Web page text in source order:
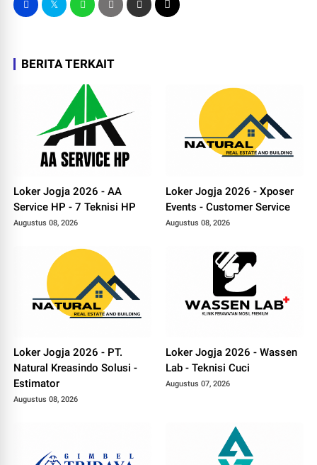
BERITA TERKAIT
Loker Jogja 2026 - AA
Service HP - 7 Teknisi HP
Augustus 08, 2026
Loker Jogja 2026 - Xposer
Events - Customer Service
Augustus 08, 2026
Loker Jogja 2026 - PT.
Natural Kreasindo Solusi -
Estimator
Augustus 08, 2026
Loker Jogja 2026 - Wassen
Lab - Teknisi Cuci
Augustus 07, 2026